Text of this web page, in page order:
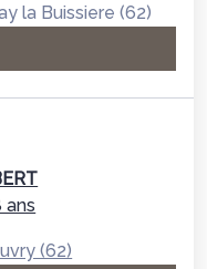
la Buissiere (62)
ans
(62)